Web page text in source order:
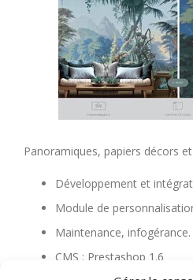
Panoramiques, papiers décors
Développement et
Module de
Maintenance, infogérance.
CMS : Prestashop 1.6